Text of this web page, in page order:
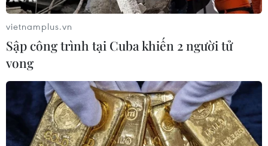
vietnamplus.vn
Sập công trình tại Cuba khiến 2 người tử
vong